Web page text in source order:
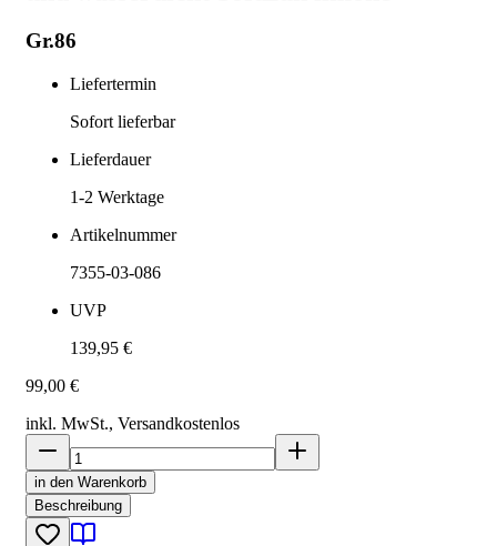
Gr.86
Liefertermin
Sofort lieferbar
Lieferdauer
1-2 Werktage
Artikelnummer
7355-03-086
UVP
139,95 €
99,00 €
inkl. MwSt., Versandkostenlos
in den Warenkorb
Beschreibung